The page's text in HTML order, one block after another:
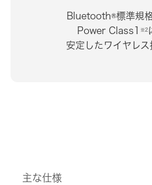
Bluetooth®標準規
Power Class1
※2
安定したワイヤレ
主な仕様